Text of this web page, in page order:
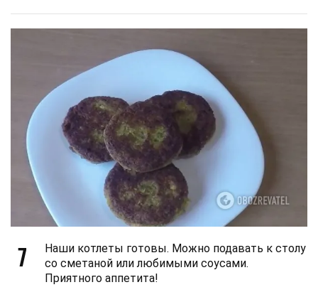
7
Наши котлеты готовы. Можно подавать к столу
со сметаной или любимыми соусами.
Приятного аппетита!